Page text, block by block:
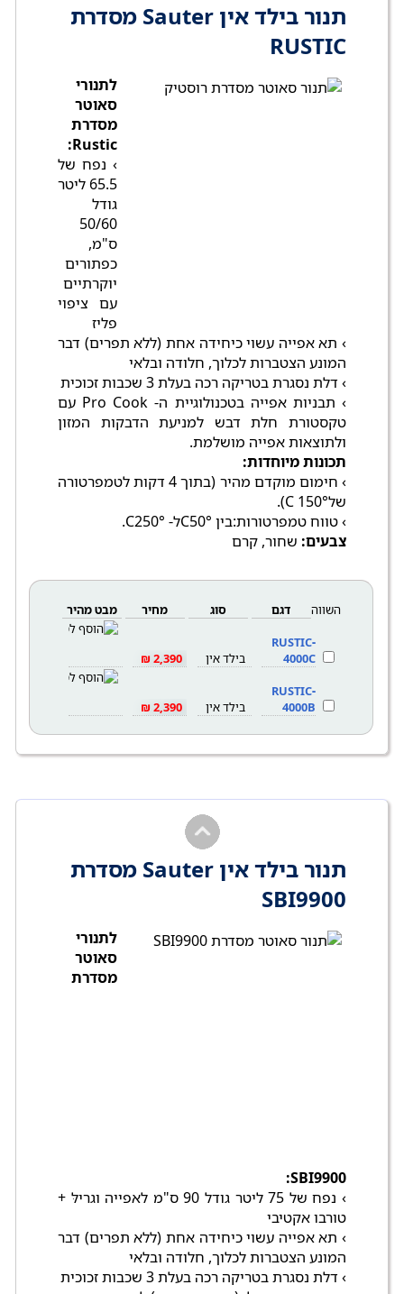
תנור בילד אין Sauter מסדרת
RUSTIC
לתנורי
סאוטר
מסדרת
Rustic:
› נפח של
65.5 ליטר
גודל
50/60
ס"מ,
כפתורים
יוקרתיים
עם ציפוי
פליז
› תא אפייה עשוי כיחידה אחת (ללא תפרים) דבר
המונע הצטברות לכלוך, חלודה ובלאי
› דלת נסגרת בטריקה רכה בעלת 3 שכבות זכוכית
› תבניות אפייה בטכנולוגיית ה- Pro Cook עם
טקסטורת חלת דבש למניעת הדבקות המזון
ולתוצאות אפייה מושלמת.
תכונות מיוחדות:
› חימום מוקדם מהיר (בתוך 4 דקות לטמפרטורה
של°C 150).
› טווח טמפרטורות:בין °C50ל- °C250.
צבעים: שחור, קרם
השווה דגם סוג מחיר
מבט מהיר
RUSTIC-
4000C
בילד אין
2,390 ₪
RUSTIC-
4000B
בילד אין 2,390 ₪
תנור בילד אין Sauter מסדרת
SBI9900
לתנורי
סאוטר
מסדרת
SBI9900:
› נפח של 75 ליטר גודל 90 ס"מ לאפייה וגרילּ +
טורבו אקטיבי
› תא אפייה עשוי כיחידה אחת (ללא תפרים) דבר
המונע הצטברות לכלוך, חלודה ובלאי
› דלת נסגרת בטריקה רכה בעלת 3 שכבות זכוכית